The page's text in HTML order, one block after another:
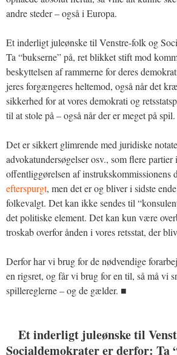
andre steder – også i Europa.
Et inderligt juleønske til Venstre-folk og
Ta “bukserne” på, ret blikket stift mod
beskyttelsen af rammerne for deres
jeres forgængeres heltemod, også når det
sikkerhed for at vores demokrati og
til at stole på – også når der er meget på spil.
Det er sikkert glimrende med juridiske
advokatundersøgelser osv., som flere
offentliggørelsen af instrukskommissionens
efterspurgt, men det er og bliver i sidste
folkevalgt. Det kan ikke sendes til
det politiske element. Det kan kun være
troskab overfor ånden i vores retsstat, der
Derfor har vi brug for de nødvendige
en rigsret, og får vi brug for en til, så må vi
spillereglerne – og de gælder. ■
Et inderligt juleønske til
Socialdemokrater er derfor: Ta